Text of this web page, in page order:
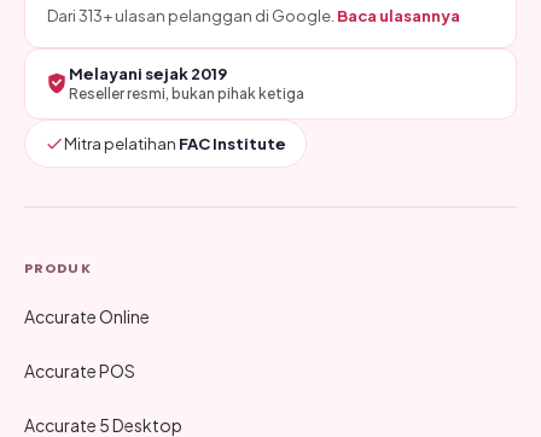
Dari 313+ ulasan pelanggan di Google. Baca ulasannya
Melayani sejak 2019
Reseller resmi, bukan pihak ketiga
Mitra pelatihan FAC Institute
PRODUK
Accurate Online
Accurate POS
Accurate 5 Desktop